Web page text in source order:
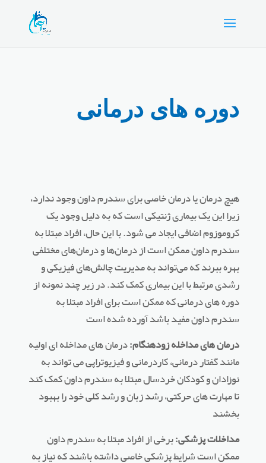
دوره های درمانی
هیچ درمان یا درمان خاصی برای سندرم داون وجود ندارد،
زیرا این یک بیماری ژنتیکی است که به دلیل وجود یک
کروموزوم اضافی ایجاد می شود. با این حال، افراد مبتلا به
سندرم داون ممکن است از درمان‌ها و درمان‌های مختلفی
بهره ببرند که می‌تواند به مدیریت چالش‌های فیزیکی و
رشدی مرتبط با این بیماری کمک کند. در زیر چند نمونه از
دوره های درمانی که ممکن است برای افراد مبتلا به
سندرم داون مفید باشد آورده شده است
درمان های مداخله زودهنگام:درمان های مداخله ای اولیه
مانند گفتار درمانی، کاردرمانی و فیزیوتراپی می تواند به
نوزادان و کودکان خردسال مبتلا به سندرم داون کمک کند
تا مهارت های حرکتی، رشد زبان و رشد کلی خود را بهبود
بخشند
مداخلات پزشکی:برخی از افراد مبتلا به سندرم داون
ممکن است شرایط پزشکی خاصی داشته باشند که نیاز به